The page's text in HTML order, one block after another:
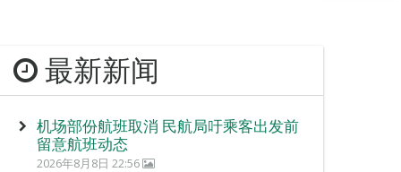
最新新闻
机场部份航班取消 民航局吁乘客出发前
留意航班动态
2026年8月8日 22:56